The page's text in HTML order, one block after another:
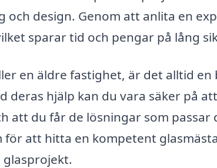
design. Genom att anlita en
sparar tid och pengar på lång
en äldre fastighet, är det alltid en
deras hjälp kan du vara säker på
att du får de lösningar som passar
att hitta en kompetent
glasprojekt.